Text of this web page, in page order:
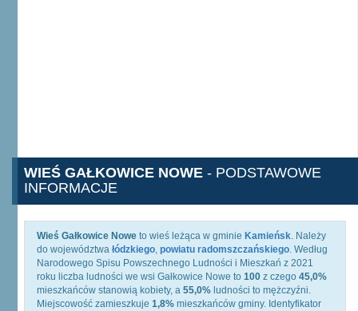
WIEŚ GAŁKOWICE NOWE - PODSTAWOWE
INFORMACJE
Wieś Gałkowice Nowe to wieś leżąca w gminie Kamieńsk. Należy
do województwa łódzkiego, powiatu radomszczańskiego. Według
Narodowego Spisu Powszechnego Ludności i Mieszkań z 2021
roku liczba ludności we wsi Gałkowice Nowe to 100 z czego 45,0%
mieszkańców stanowią kobiety, a 55,0% ludności to mężczyźni.
Miejscowość zamieszkuje 1,8% mieszkańców gminy. Identyfikator